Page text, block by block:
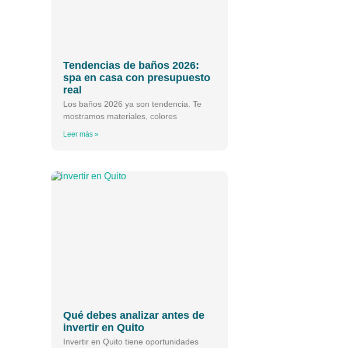
Tendencias de baños 2026:
spa en casa con presupuesto
real
Los baños 2026 ya son tendencia. Te
mostramos materiales, colores
Leer más »
Qué debes analizar antes de
invertir en Quito
Invertir en Quito tiene oportunidades